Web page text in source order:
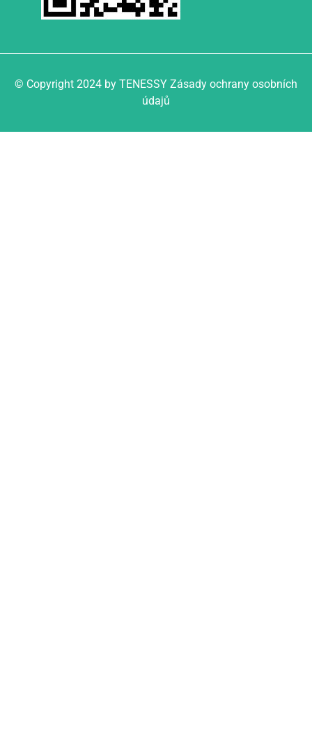
© Copyright 2024 by TENESSY Zásady ochrany osobních
údajů